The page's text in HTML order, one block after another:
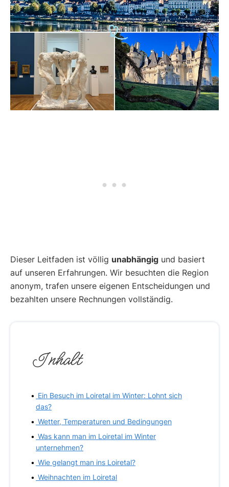
Dieser Leitfaden ist völlig unabhängig und basiert
auf unseren Erfahrungen. Wir besuchten die Region
anonym, trafen unsere eigenen Entscheidungen und
bezahlten unsere Rechnungen vollständig.
Inhalt
Ein Besuch im Loiretal im Winter: Lohnt sich
das?
Wetter, Temperaturen und Bedingungen
Was kann man im Loiretal im Winter
unternehmen?
Wie gelangt man ins Loiretal?
Weihnachten im Loiretal